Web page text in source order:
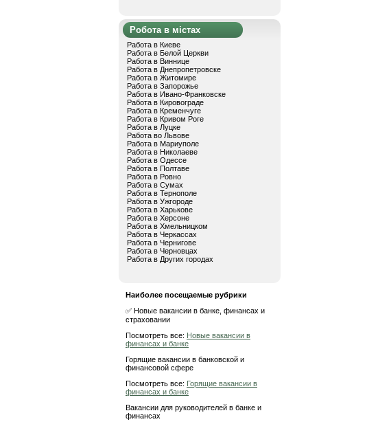
Робота в містах
Работа в Киеве
Работа в Белой Церкви
Работа в Виннице
Работа в Днепропетровске
Работа в Житомире
Работа в Запорожье
Работа в Ивано-Франковске
Работа в Кировограде
Работа в Кременчуге
Работа в Кривом Роге
Работа в Луцке
Работа во Львове
Работа в Мариуполе
Работа в Николаеве
Работа в Одессе
Работа в Полтаве
Работа в Ровно
Работа в Сумах
Работа в Тернополе
Работа в Ужгороде
Работа в Харькове
Работа в Херсоне
Работа в Хмельницком
Работа в Черкассах
Работа в Чернигове
Работа в Черновцах
Работа в Других городах
Наиболее посещаемые рубрики
✅ Новые вакансии в банке, финансах и
страховании
Посмотреть все: Новые вакансии в
финансах и банке
Горящие вакансии в банковской и
финансовой сфере
Посмотреть все: Горящие вакансии в
финансах и банке
Вакансии для руководителей в банке и
финансах